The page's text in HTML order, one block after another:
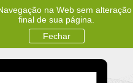
na Web sem
final de sua página.
Fechar
Produtos